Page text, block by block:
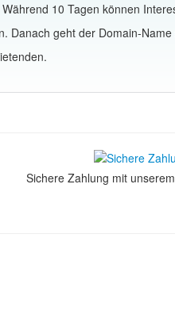
10 Tagen können
Danach geht der Domain-Name
Sichere Zahlung mit